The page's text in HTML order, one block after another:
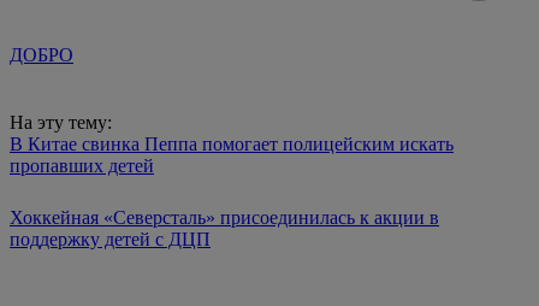
ДОБРО
На эту тему:
В Китае свинка Пеппа помогает полицейским искать
пропавших детей
Хоккейная «Северсталь» присоединилась к акции в
поддержку детей с ДЦП